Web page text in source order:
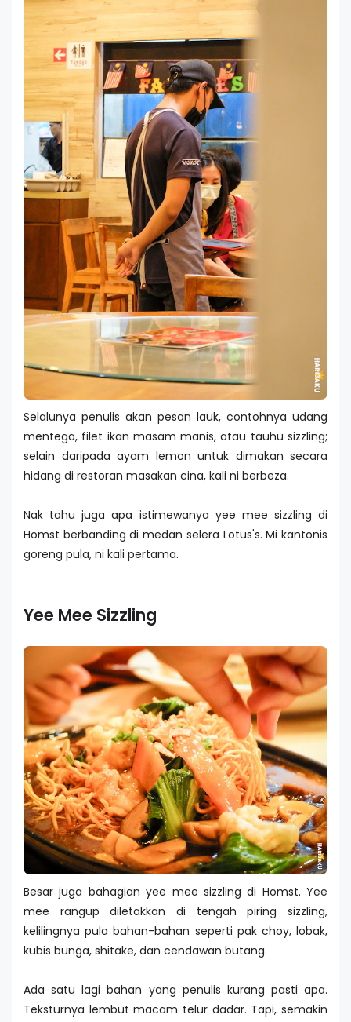
Selalunya penulis akan pesan lauk, contohnya udang
mentega, filet ikan masam manis, atau tauhu sizzling;
selain daripada ayam lemon untuk dimakan secara
hidang di restoran masakan cina, kali ni berbeza.
Nak tahu juga apa istimewanya yee mee sizzling di
Homst berbanding di medan selera Lotus's. Mi kantonis
goreng pula, ni kali pertama.
Yee Mee Sizzling
Besar juga bahagian yee mee sizzling di Homst. Yee
mee rangup diletakkan di tengah piring sizzling,
kelilingnya pula bahan-bahan seperti pak choy, lobak,
kubis bunga, shitake, dan cendawan butang.
Ada satu lagi bahan yang penulis kurang pasti apa.
Teksturnya lembut macam telur dadar. Tapi, semakin